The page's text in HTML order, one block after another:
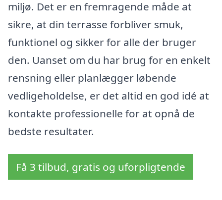
miljø. Det er en fremragende måde at
sikre, at din terrasse forbliver smuk,
funktionel og sikker for alle der bruger
den. Uanset om du har brug for en enkelt
rensning eller planlægger løbende
vedligeholdelse, er det altid en god idé at
kontakte professionelle for at opnå de
bedste resultater.
Få 3 tilbud, gratis og uforpligtende